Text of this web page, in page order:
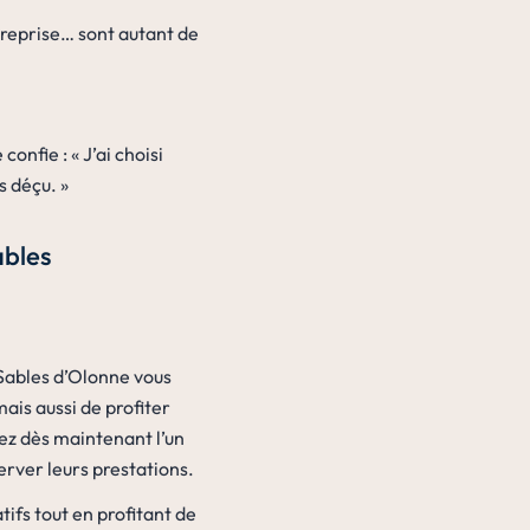
sont autant de
: « J’ai choisi
déçu. »
d’Olonne vous
aussi de profiter
dès maintenant l’un
leurs prestations.
tout en profitant de